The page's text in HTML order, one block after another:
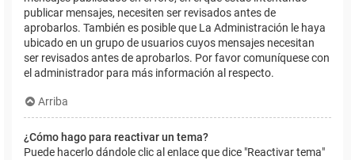
publicar mensajes, necesiten ser revisados antes de
aprobarlos. También es posible que La Administración le haya
ubicado en un grupo de usuarios cuyos mensajes necesitan
ser revisados antes de aprobarlos. Por favor comuníquese con
el administrador para más información al respecto.
Arriba
¿Cómo hago para reactivar un tema?
Puede hacerlo dándole clic al enlace que dice "Reactivar tema"